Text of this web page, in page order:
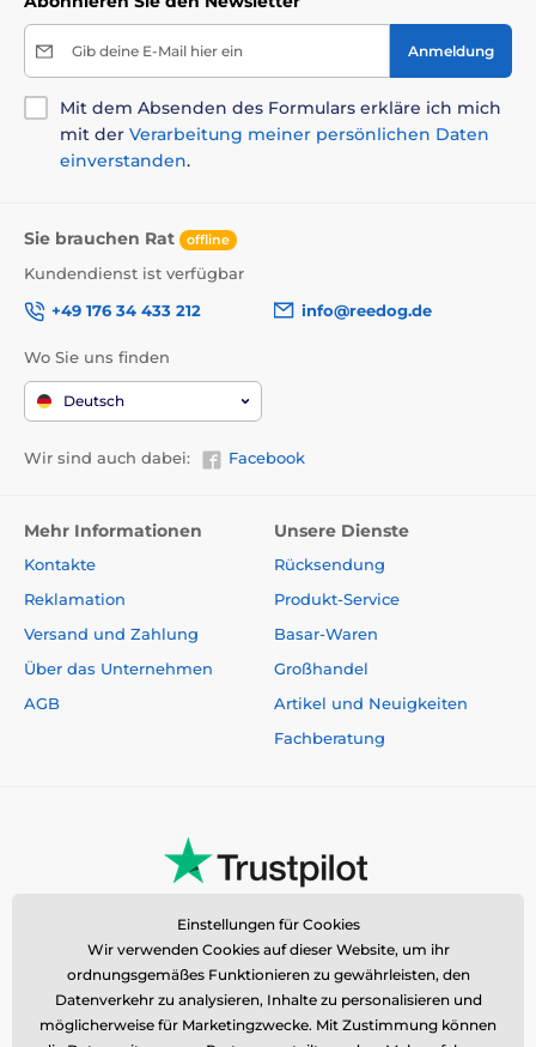
Gib deine E-Mail hier ein Anmeldung
Mit dem Absenden des Formulars erkläre ich mich
mit der Verarbeitung meiner persönlichen Daten
einverstanden.
Sie brauchen Rat offline
Kundendienst ist verfügbar
+49 176 34 433 212
info@reedog.de
Wo Sie uns finden
Deutsch
Wir sind auch dabei: Facebook
Mehr Informationen
Kontakte
Reklamation
Versand und Zahlung
Über das Unternehmen
AGB
Unsere Dienste
Rücksendung
Produkt-Service
Basar-Waren
Großhandel
Artikel und Neuigkeiten
Fachberatung
Einstellungen für Cookies
Wir verwenden Cookies auf dieser Website, um ihr
ordnungsgemäßes Funktionieren zu gewährleisten, den
Datenverkehr zu analysieren, Inhalte zu personalisieren und
möglicherweise für Marketingzwecke. Mit Zustimmung können